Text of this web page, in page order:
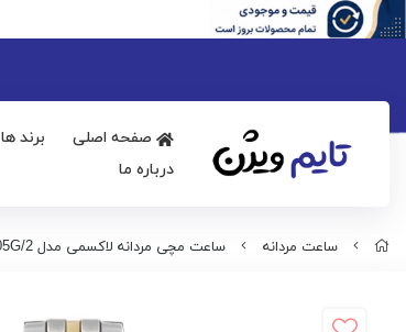
صفحه اصلی برند ها
درباره ما
ساعت مردانه ساعت مچی مردانه لاکسمی مدل 8505G/2